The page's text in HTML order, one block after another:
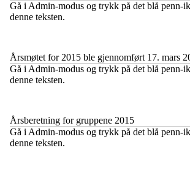
​Gå i Admin-modus og trykk på det blå penn-
denne teksten.
Årsmøtet for 2015 ble gjennomført 17. mars
​Gå i Admin-modus og trykk på det blå penn-
denne teksten.
Årsberetning for gruppene 2015
​Gå i Admin-modus og trykk på det blå penn-
denne teksten.